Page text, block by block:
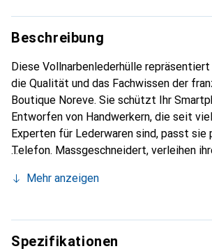
Beschreibung
Diese Vollnarbenlederhülle repräsentiert
die Qualität und das Fachwissen der
Boutique Noreve. Sie schützt Ihr
Entworfen von Handwerkern, die seit
Experten für Lederwaren sind, passt
Telefon. Massgeschneidert, verleihen
unverzichtbaren Accessoire für Ihr
die Marke Noreve eine sichere Wahl für
anspruchsvolle Kundschaft.
Mehr anzeigen
Spezifikationen